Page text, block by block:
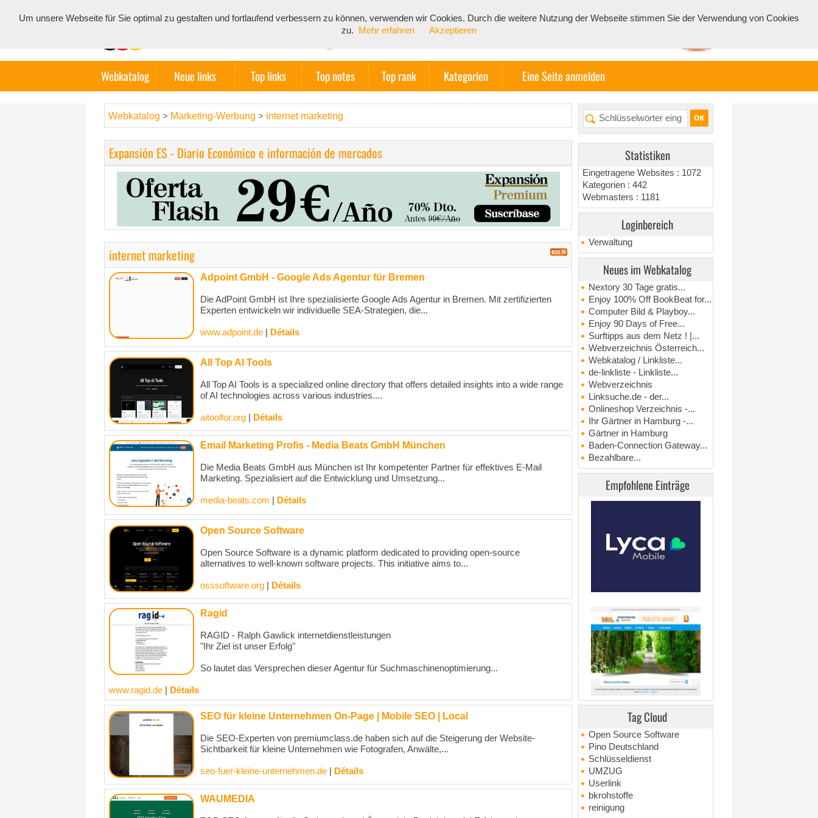
Webkatalog Neue links Top links Top notes Top rank Kategorien Eine Seite anmelden
Statistiken
Eingetragene Websites : 1072
Kategorien : 442
Webmasters : 1181
Loginbereich
Verwaltung
Neues im Webkatalog
Nextory 30 Tage gratis...
Enjoy 100% Off BookBeat for...
Computer Bild & Playboy...
Enjoy 90 Days of Free...
Surftipps aus dem Netz ! |...
Webverzeichnis Österreich...
Webkatalog / Linkliste...
de-linkliste - Linkliste...
Webverzeichnis
Linksuche.de - der...
Onlineshop Verzeichnis -...
Ihr Gärtner in Hamburg -...
Gärtner in Hamburg
Baden-Connection Gateway...
Bezahlbare...
Empfohlene Einträge
Tag Cloud
Open Source Software
Pino Deutschland
Schlüsseldienst
UMZUG
Userlink
bkrohstoffe
reinigung
Webkatalog > Marketing-Werbung > internet marketing
Expansión ES - Diario Económico e información de mercados
internet marketing
Adpoint GmbH - Google Ads Agentur für Bremen
Die AdPoint GmbH ist Ihre spezialisierte Google Ads Agentur in Bremen. Mit zertifizierten
Experten entwickeln wir individuelle SEA-Strategien, die...
www.adpoint.de Détails
All Top AI Tools
All Top AI Tools is a specialized online directory that offers detailed insights into a wide range
of AI technologies across various industries....
aitoolfor.org Détails
Email Marketing Profis - Media Beats GmbH München
Die Media Beats GmbH aus München ist Ihr kompetenter Partner für effektives E-Mail
Marketing. Spezialisiert auf die Entwicklung und Umsetzung...
media-beats.com Détails
Open Source Software
Open Source Software is a dynamic platform dedicated to providing open-source
alternatives to well-known software projects. This initiative aims to...
osssoftware.org Détails
Ragid
RAGID - Ralph Gawlick internetdienstleistungen
"Ihr Ziel ist unser Erfolg"
So lautet das Versprechen dieser Agentur für Suchmaschinenoptimierung...
www.ragid.de Détails
SEO für kleine Unternehmen On-Page | Mobile SEO | Local
Die SEO-Experten von premiumclass.de haben sich auf die Steigerung der Website-
Sichtbarkeit für kleine Unternehmen wie Fotografen, Anwälte,...
seo-fuer-kleine-unternehmen.de Détails
WAUMEDIA
Um unsere Webseite für Sie optimal zu gestalten und fortlaufend verbessern zu können, verwenden wir Cookies. Durch die weitere Nutzung der Webseite stimmen Sie der Verwendung von Cookies
zu.
Mehr erfahren Akzeptieren